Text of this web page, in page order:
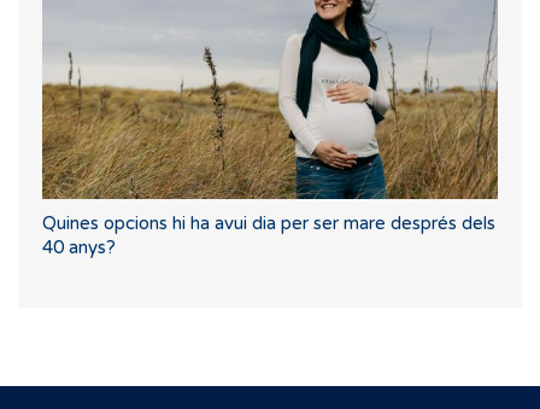
Quines opcions hi ha avui dia per ser mare després dels
40 anys?